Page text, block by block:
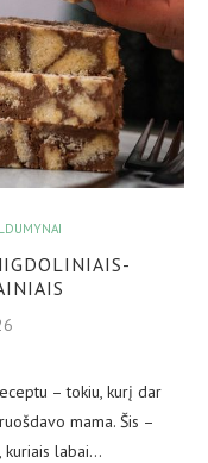
– tokiu, kurį dar
mama. Šis –
kuriais labai…